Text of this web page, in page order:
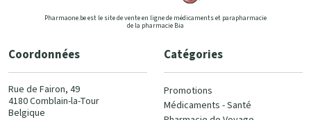
Pharmaone.be est le site de vente en ligne de médicaments et parapharmacie
de la pharmacie Bia
Coordonnées
Rue de Fairon, 49
4180 Comblain-la-Tour
Belgique
Catégories
Promotions
Médicaments - Santé